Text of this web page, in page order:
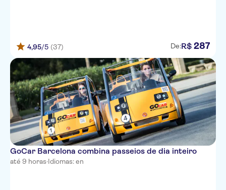
4,95/5 (37) De:R$ 287
GoCar Barcelona combina passeios de dia inteiro
até 9 horas·Idiomas: en